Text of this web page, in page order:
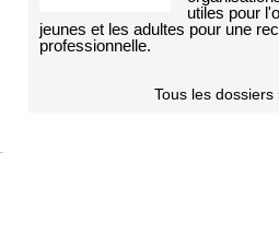
utiles pour
jeunes et les adultes pour une
professionnelle.
Tous les dossiers